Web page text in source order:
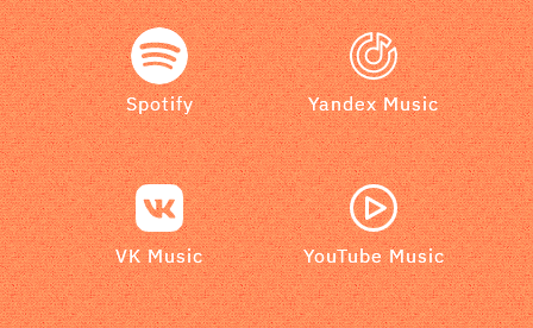
Spotify Yandex Music
VK Music YouTube Music